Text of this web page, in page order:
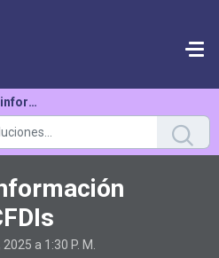
- CFDIs
a 1:30 P. M.